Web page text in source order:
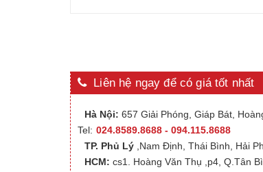
Liên hệ ngay để có giá tốt nhất
Hà Nội: 657 Giải Phóng, Giáp Bát,
Tel: 024.8589.8688 - 094.115.8688
TP. Phủ Lý ,Nam Định, Thái Bình, Hải
HCM: cs1. Hoàng Văn Thụ ,p4, Q.Tân